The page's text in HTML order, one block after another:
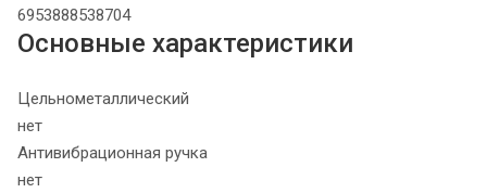
6953888538704
Основные характеристики
Цельнометаллический
нет
Антивибрационная ручка
нет